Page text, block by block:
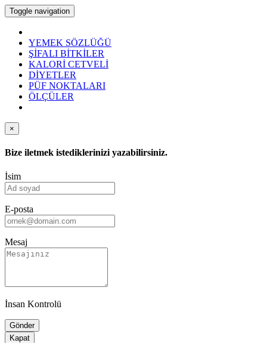
Toggle navigation
YEMEK SÖZLÜĞÜ
ŞİFALI BİTKİLER
KALORİ CETVELİ
DİYETLER
PÜF NOKTALARI
ÖLÇÜLER
×
Bize iletmek istediklerinizi yazabilirsiniz.
İsim
E-posta
Mesaj
İnsan Kontrolü
Kapat